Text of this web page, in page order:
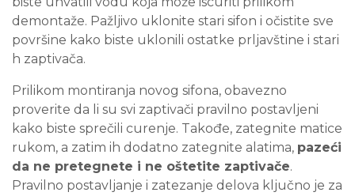
demontaže. Pažljivo uklonite stari sifon i očistite sve
površine kako biste uklonili ostatke prljavštine i stari
h zaptivača.
Prilikom montiranja novog sifona, obavezno
proverite da li su svi zaptivači pravilno postavljeni
kako biste sprečili curenje. Takođe, zategnite matice
rukom, a zatim ih dodatno zategnite alatima, pazeći
da ne pretegnete i ne oštetite zaptivače.
Pravilno postavljanje i zatezanje delova ključno je za